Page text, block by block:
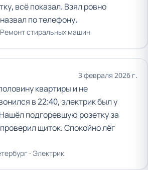
всё показал. Взял ровно
по телефону.
Ремонт стиральных машин
3 февраля 2026 г.
квартиры и не
в 22:40, электрик был у
подгоревшую розетку за
щиток. Спокойно лёг
· Электрик